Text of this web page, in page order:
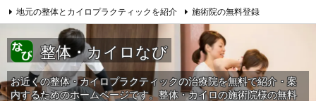
地元の整体とカイロプラクティックを紹介 施術院の無料登録
サイトマップ 当HPへの問合せ
整体・カイロなび
お近くの整体・カイロプラクティックの治療院を無料で紹介・案
内するためのホームページです。整体・カイロの施術院様の無料